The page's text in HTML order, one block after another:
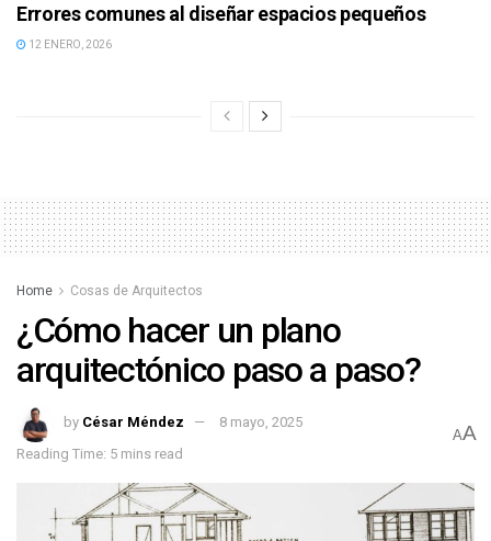
Errores comunes al diseñar espacios pequeños
12 ENERO, 2026
Home Cosas de Arquitectos
¿Cómo hacer un plano
arquitectónico paso a paso?
by César Méndez
8 mayo, 2025
Reading Time: 5 mins read
AA